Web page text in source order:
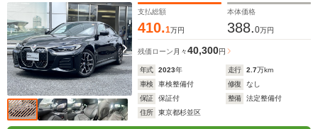
支払総額
410.1万円
本体価格
388.0万円
残価ローン 月々40,300円
年式 2023年 走行 2.7万km
車検
車検整備付 修復
なし
保証
保証付 整備
法定整備付
住所
東京都杉並区